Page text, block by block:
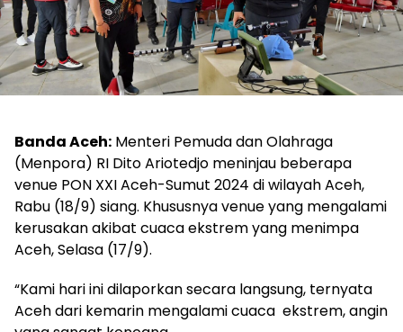
Banda Aceh: Menteri Pemuda dan Olahraga
(Menpora) RI Dito Ariotedjo meninjau beberapa
venue PON XXI Aceh-Sumut 2024 di wilayah Aceh,
Rabu (18/9) siang. Khususnya venue yang mengalami
kerusakan akibat cuaca ekstrem yang menimpa
Aceh, Selasa (17/9).
“Kami hari ini dilaporkan secara langsung, ternyata
Aceh dari kemarin mengalami cuaca ekstrem, angin